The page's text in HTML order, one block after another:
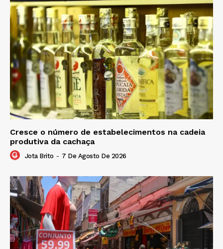
Cresce o número de estabelecimentos na cadeia
produtiva da cachaça
Jota Brito - 7 De Agosto De 2026